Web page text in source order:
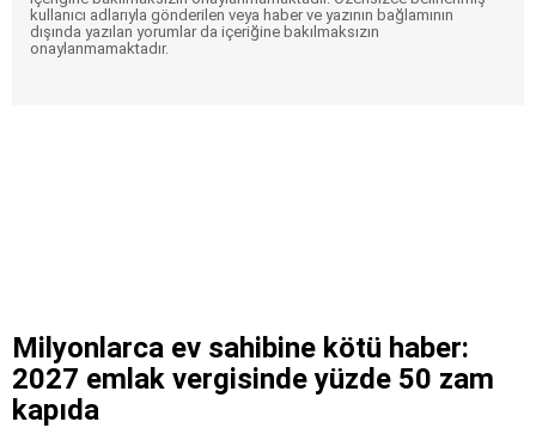
kullanıcı adlarıyla gönderilen veya haber ve yazının bağlamının
dışında yazılan yorumlar da içeriğine bakılmaksızın
onaylanmamaktadır.
Milyonlarca ev sahibine kötü haber:
2027 emlak vergisinde yüzde 50 zam
kapıda